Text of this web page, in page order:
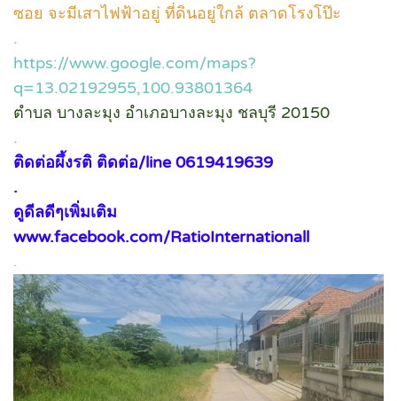
ซอย จะมีเสาไฟฟ้าอยู่ ที่ดินอยู่ใกล้ ตลาดโรงโป๊ะ
.
https://www.google.com/maps?
q=13.02192955,100.93801364
ตำบล บางละมุง อำเภอบางละมุง ชลบุรี 20150
.
ติดต่อผึ้งรติ ติดต่อ/line 0619419639
.
ดูดีลดีๆเพิ่มเติม
www.facebook.com/RatioInternationall
.